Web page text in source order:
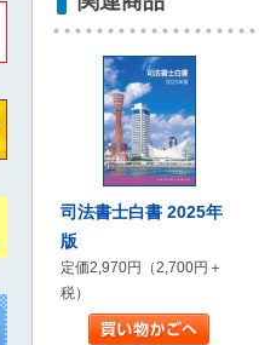
司法書士白書 2025年
版
定価2,970円（2,700円＋
税）